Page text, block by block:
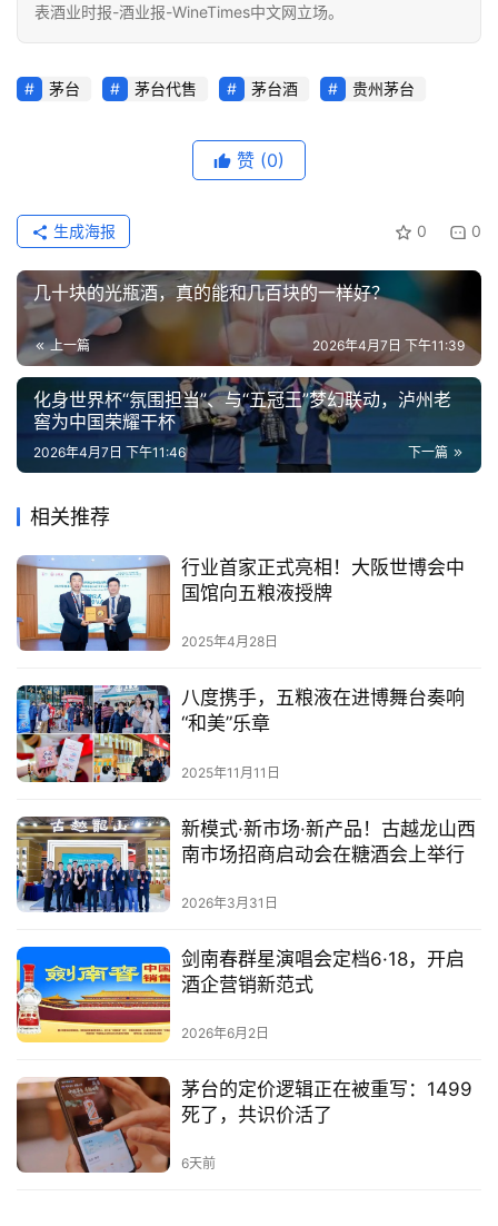
频
表酒业时报-酒业报-WineTimes中文网立场。
茅台 茅台代售 茅台酒 贵州茅台
赞 (0)
0 0
生成海报
几十块的光瓶酒，真的能和几百块的一样好？
上一篇 2026年4月7日 下午11:39
化身世界杯“氛围担当”、与“五冠王”梦幻联动，泸州老
窖为中国荣耀干杯
下一篇
2026年4月7日 下午11:46
相关推荐
行业首家正式亮相！大阪世博会中
国馆向五粮液授牌
2025年4月28日
八度携手，五粮液在进博舞台奏响
“和美”乐章
2025年11月11日
新模式·新市场·新产品！古越龙山西
南市场招商启动会在糖酒会上举行
2026年3月31日
剑南春群星演唱会定档6·18，开启
酒企营销新范式
2026年6月2日
茅台的定价逻辑正在被重写：1499
死了，共识价活了
6天前